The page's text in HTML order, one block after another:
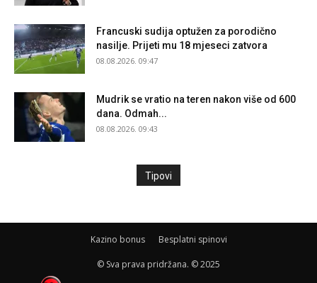
Francuski sudija optužen za porodično
nasilje. Prijeti mu 18 mjeseci zatvora
08.08.2026. 09:47
Mudrik se vratio na teren nakon više od 600
dana. Odmah...
08.08.2026. 09:43
Tipovi
Kazino bonus Besplatni spinovi
© Sva prava pridržana. © 2025